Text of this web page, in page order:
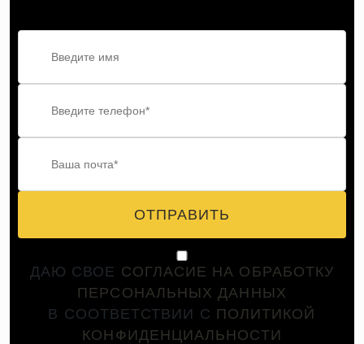
ОТПРАВИТЬ
ДАЮ СВОЕ СОГЛАСИЕ НА ОБРАБОТКУ
ПЕРСОНАЛЬНЫХ ДАННЫХ
В СООТВЕТСТВИИ С ПОЛИТИКОЙ
КОНФИДЕНЦИАЛЬНОСТИ